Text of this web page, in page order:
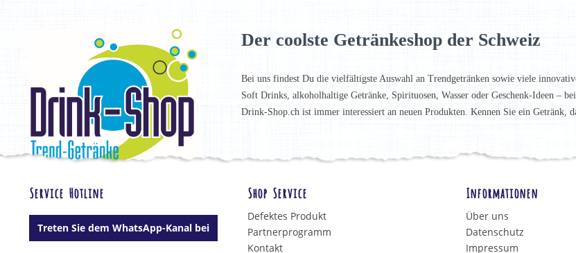
Der coolste Getränkeshop der Schweiz
Bei uns findest Du die vielfältigste Auswahl an Trendgetränken sowie viele
Soft Drinks, alkoholhaltige Getränke, Spirituosen, Wasser oder Geschenk-Ideen –
Drink-Shop.ch ist immer interessiert an neuen Produkten. Kennen Sie ein
Service Hotline
Treten Sie dem WhatsApp-Kanal bei
Shop Service
Defektes Produkt
Partnerprogramm
Kontakt
Informationen
Über uns
Datenschutz
Impressum